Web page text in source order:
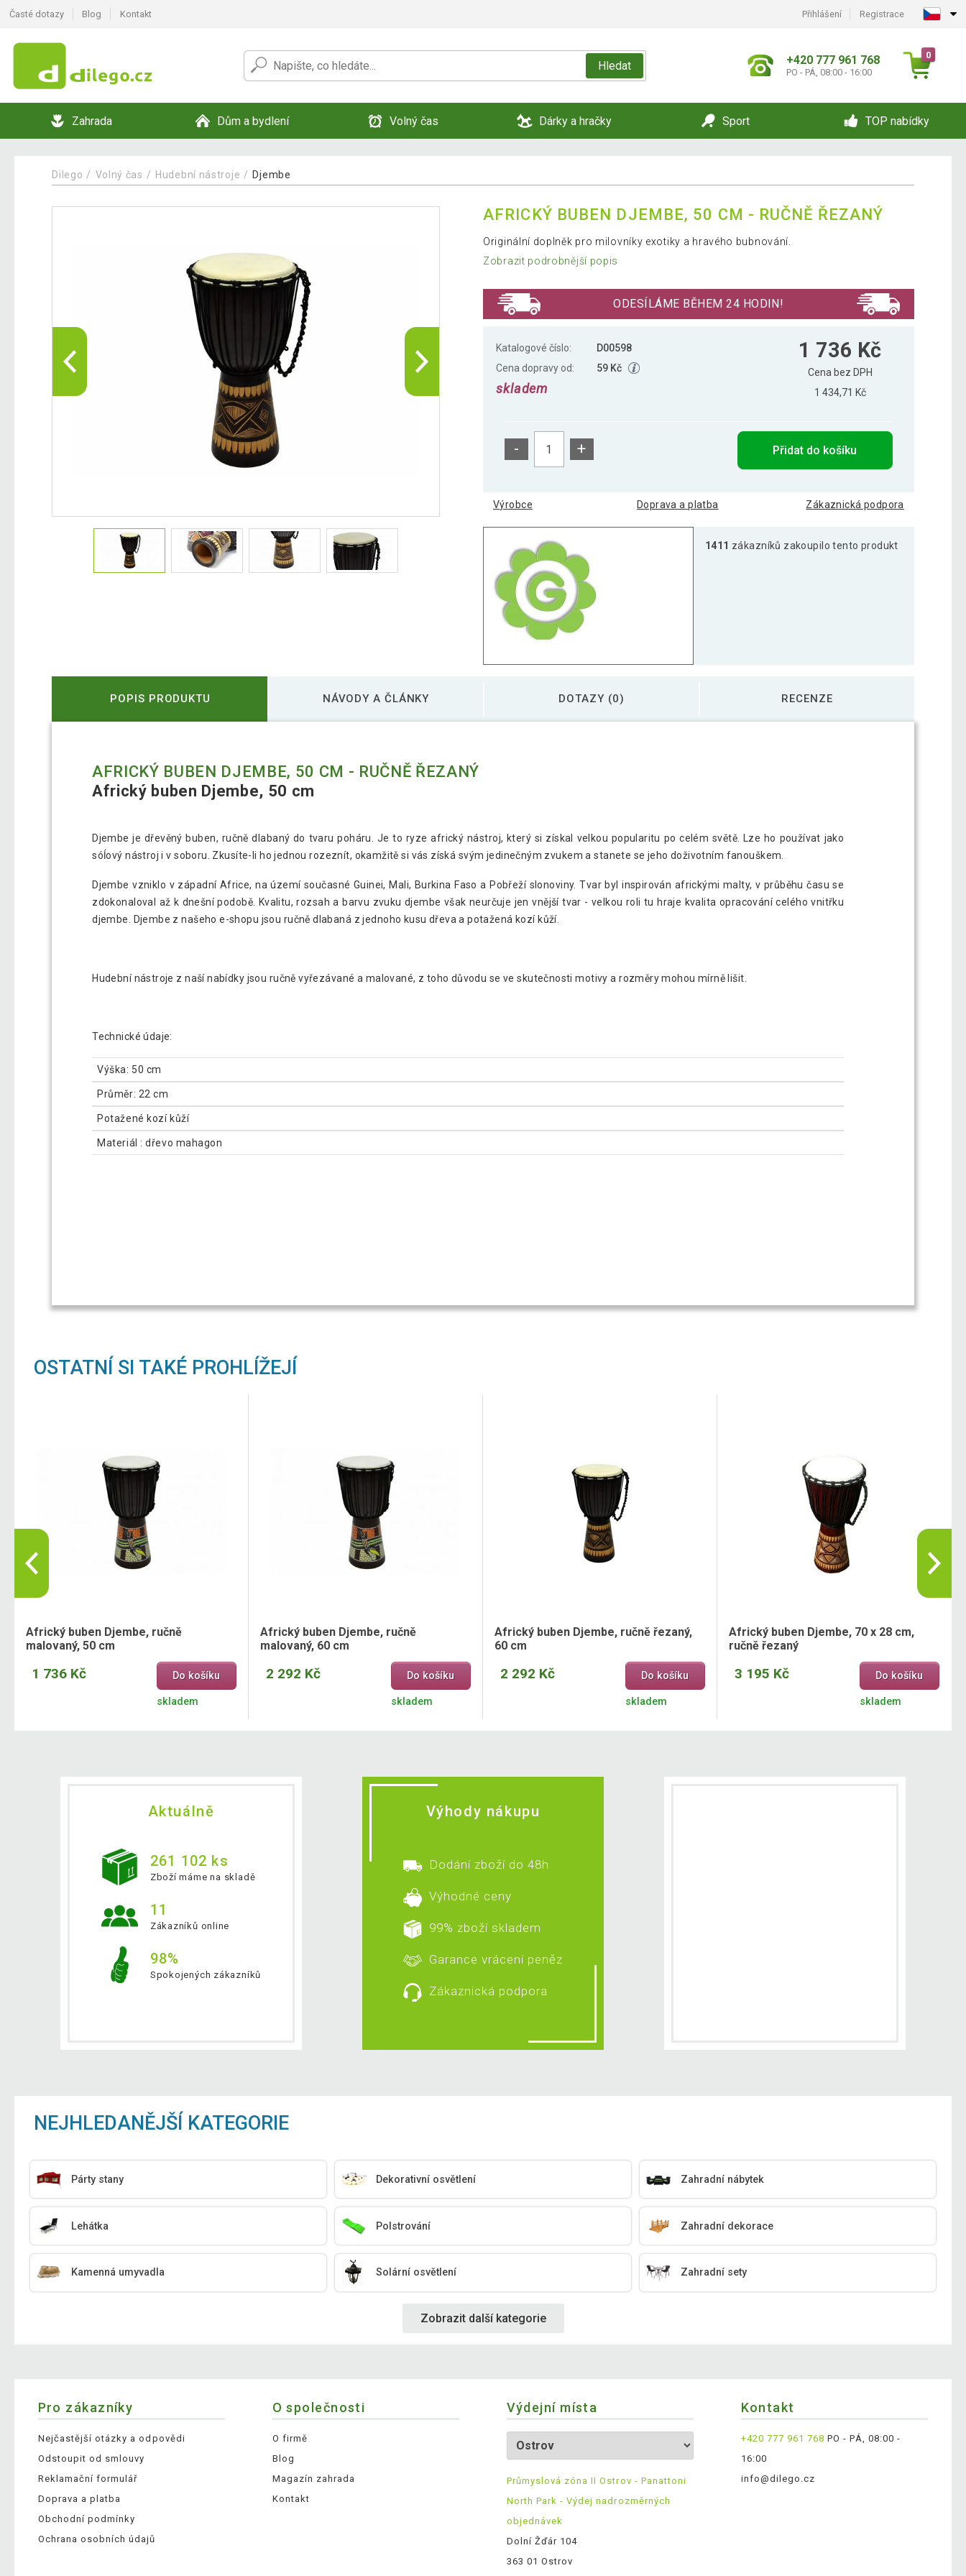
Časté dotazy Blog Kontakt Přihlášení Registrace
Hledat +420 777 961 768
PO - PÁ, 08:00 - 16:00
0
Zahrada Dům a bydlení Volný čas Dárky a hračky Sport TOP nabídky
Dilego Volný čas Hudební nástroje Djembe
AFRICKÝ BUBEN DJEMBE, 50 CM - RUČNĚ ŘEZANÝ
Originální doplněk pro milovníky exotiky a hravého bubnování.
Zobrazit podrobnější popis
ODESÍLÁME BĚHEM 24 HODIN!
Katalogové číslo:
D00598
Cena dopravy od:
59 Kč
skladem
1 736 Kč
Cena bez DPH
1 434,71 Kč
- + Přidat do košíku
Výrobce Doprava a platba Zákaznická podpora
1411 zákazníků zakoupilo tento produkt
POPIS PRODUKTU NÁVODY A ČLÁNKY DOTAZY (0) RECENZE
AFRICKÝ BUBEN DJEMBE, 50 CM - RUČNĚ ŘEZANÝ
Africký buben Djembe, 50 cm
Djembe je dřevěný buben, ručně dlabaný do tvaru poháru. Je to ryze africký nástroj, který si získal velkou popularitu po celém světě. Lze ho používat jako
sóĺový nástroj i v soboru. Zkusíte-li ho jednou rozeznít, okamžitě si vás získá svým jedinečným zvukem a stanete se jeho doživotním fanouškem.
Djembe vzniklo v západní Africe, na území současné Guinei, Mali, Burkina Faso a Pobřeží slonoviny. Tvar byl inspirován africkými malty, v průběhu času se
zdokonaloval až k dnešní podobě. Kvalitu, rozsah a barvu zvuku djembe však neurčuje jen vnější tvar - velkou roli tu hraje kvalita opracování celého vnitřku
djembe. Djembe z našeho e-shopu jsou ručně dlabaná z jednoho kusu dřeva a potažená kozí kůží.
Hudební nástroje z naší nabídky jsou ručně vyřezávané a malované, z toho důvodu se ve skutečnosti motivy a rozměry mohou mírně lišit.
Technické údaje:
Výška: 50 cm
Průměr: 22 cm
Potažené kozí kůží
Materiál : dřevo mahagon
OSTATNÍ SI TAKÉ PROHLÍŽEJÍ
Africký buben Djembe, ručně
malovaný, 50 cm
1 736 Kč Do košíku
skladem
Africký buben Djembe, ručně
malovaný, 60 cm
2 292 Kč Do košíku
skladem
Africký buben Djembe, ručně řezaný,
60 cm
2 292 Kč Do košíku
skladem
Africký buben Djembe, 70 x 28 cm,
ručně řezaný
3 195 Kč Do košíku
skladem
Aktuálně
261 102 ks
Zboží máme na skladě
11
Zákazníků online
98%
Spokojených zákazníků
Výhody nákupu
Dodání zboží do 48h
Výhodné ceny
99% zboží skladem
Garance vrácení peněz
Zákaznická podpora
NEJHLEDANĚJŠÍ KATEGORIE
Párty stany Dekorativní osvětlení Zahradní nábytek
Lehátka Polstrování Zahradní dekorace
Kamenná umyvadla Solární osvětlení Zahradní sety
Zobrazit další kategorie
Pro zákazníky
Nejčastější otázky a odpovědi
Odstoupit od smlouvy
Reklamační formulář
Doprava a platba
Obchodní podmínky
Ochrana osobních údajů
O společnosti
O firmě
Blog
Magazín zahrada
Kontakt
Výdejní místa
Průmyslová zóna II Ostrov - Panattoni
North Park - Výdej nadrozměrných
objednávek
Dolní Žďár 104
363 01 Ostrov
Kontakt
+420 777 961 768 PO - PÁ, 08:00 -
16:00
info@dilego.cz